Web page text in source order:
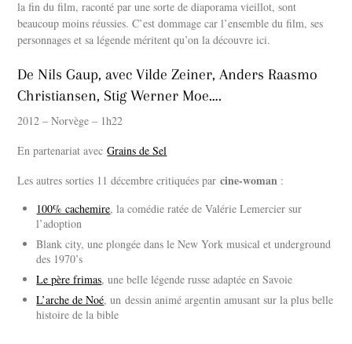
la fin du film, raconté par une sorte de diaporama vieillot, sont
beaucoup moins réussies. C’est dommage car l’ensemble du film, ses
personnages et sa légende méritent qu’on la découvre ici.
De Nils Gaup, avec Vilde Zeiner, Anders Raasmo
Christiansen, Stig Werner Moe….
2012 – Norvège – 1h22
En partenariat avecGrains de Sel
Les autres sorties 11 décembre critiquées parcine-woman :
100% cachemire, la comédie ratée de Valérie Lemercier sur
l’adoption
Blank city, une plongée dans le New York musical et underground
des 1970’s
Le père frimas, une belle légende russe adaptée en Savoie
L’arche de Noé, undessin animé argentin amusant sur la plus belle
histoire de la bible